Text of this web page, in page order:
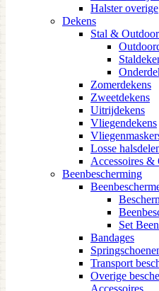
Halster overige
Dekens
Stal &
Zomerdekens
Zweetdekens
Uitrijdekens
Vliegendekens
Losse
Accessoires &
Beenbescherming
Set
Bandages
Transport
Overige
Accessoires